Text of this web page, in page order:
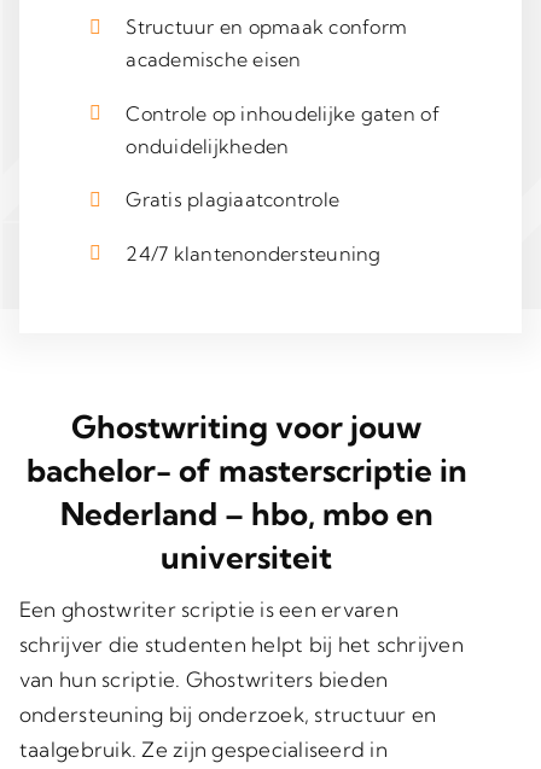
Structuur en opmaak conform
academische eisen
Controle op inhoudelijke gaten of
onduidelijkheden
Gratis plagiaatcontrole
24/7 klantenondersteuning
Ghostwriting voor jouw
bachelor- of masterscriptie in
Nederland – hbo, mbo en
universiteit
Een ghostwriter scriptie is een ervaren
schrijver die studenten helpt bij het schrijven
van hun scriptie. Ghostwriters bieden
ondersteuning bij onderzoek, structuur en
taalgebruik. Ze zijn gespecialiseerd in